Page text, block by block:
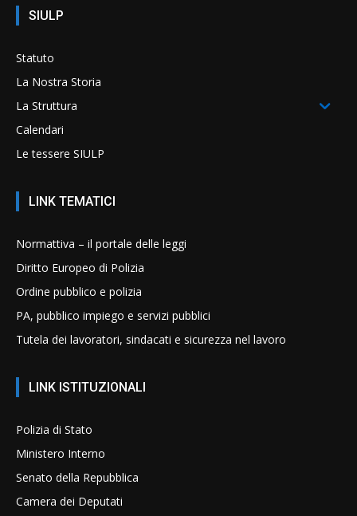
SIULP
Statuto
La Nostra Storia
La Struttura
Calendari
Le tessere SIULP
LINK TEMATICI
Normattiva – il portale delle leggi
Diritto Europeo di Polizia
Ordine pubblico e polizia
PA, pubblico impiego e servizi pubblici
Tutela dei lavoratori, sindacati e sicurezza nel lavoro
LINK ISTITUZIONALI
Polizia di Stato
Ministero Interno
Senato della Repubblica
Camera dei Deputati